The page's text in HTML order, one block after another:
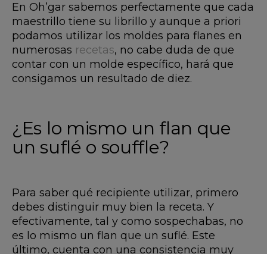
En Oh’gar sabemos perfectamente que cada
maestrillo tiene su librillo y aunque a priori
podamos utilizar los moldes para flanes en
numerosas recetas, no cabe duda de que
contar con un molde específico, hará que
consigamos un resultado de diez.
¿Es lo mismo un flan que
un suflé o souffle?
Para saber qué recipiente utilizar, primero
debes distinguir muy bien la receta. Y
efectivamente, tal y como sospechabas, no
es lo mismo un flan que un suflé. Este
último, cuenta con una consistencia muy